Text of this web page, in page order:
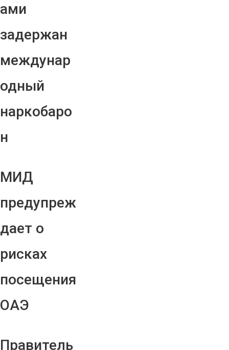
ами
задержан
междунар
одный
наркобаро
н
МИД
предупреж
дает о
рисках
посещения
ОАЭ
Правитель